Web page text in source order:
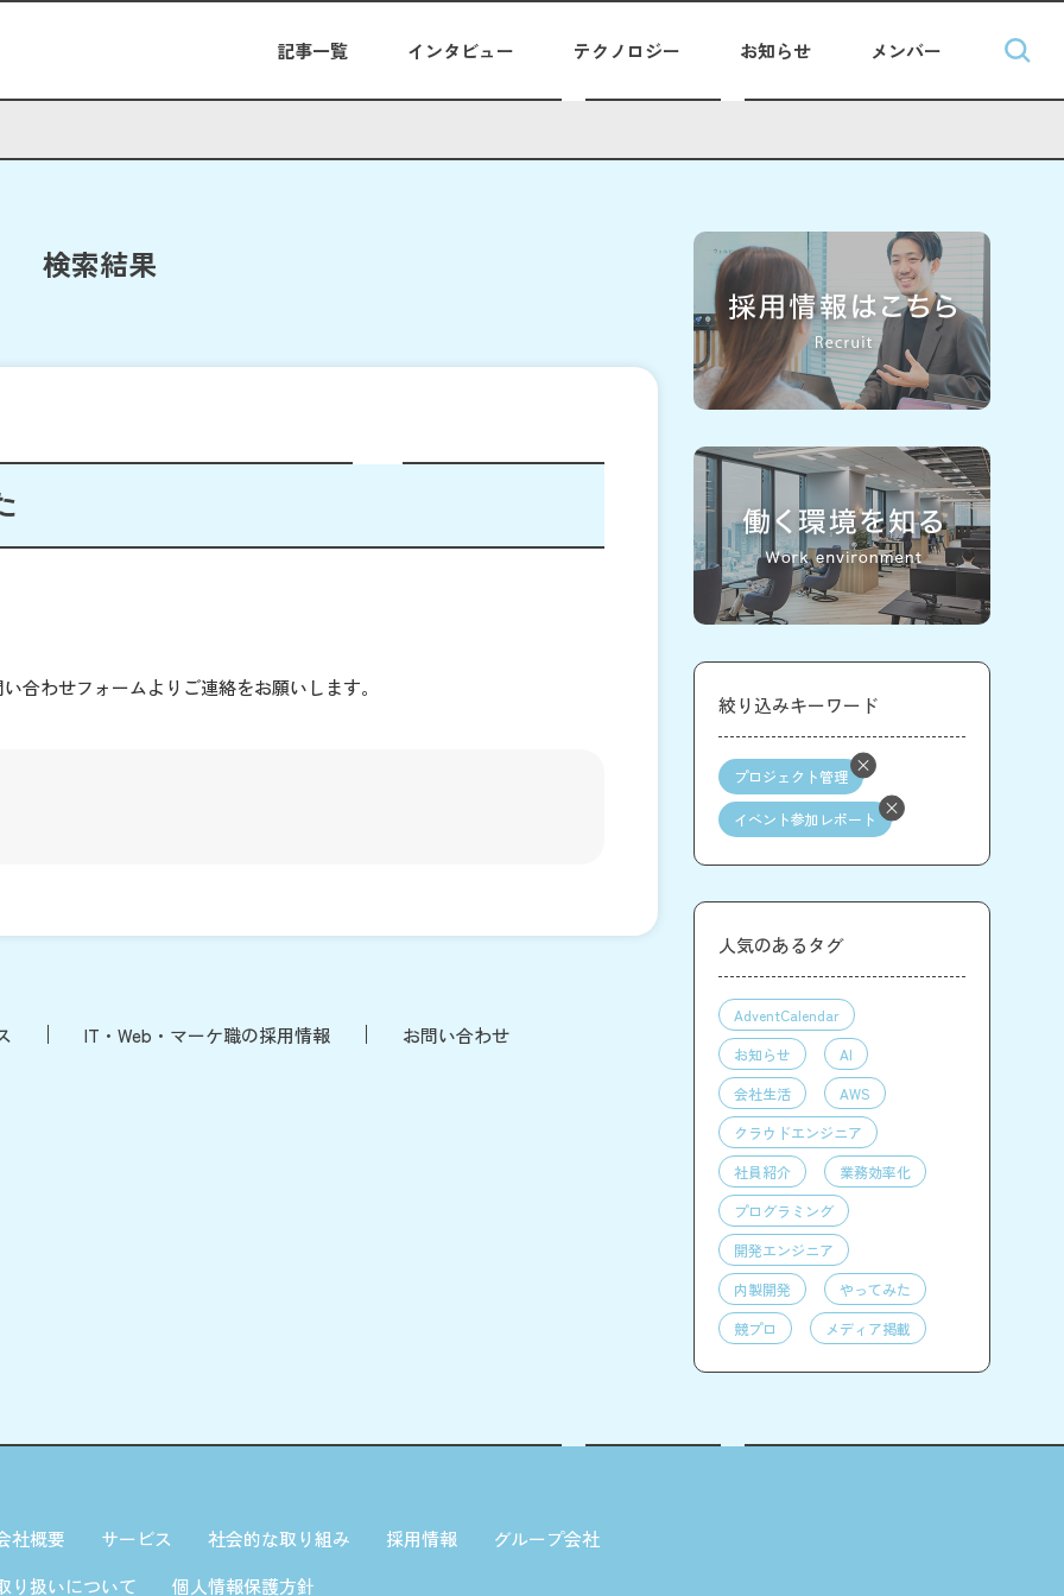
記事一覧 インタビュー テクノロジー お知らせ メンバー
検索結果
合わせフォームよりご連絡をお願いします。
IT・Web・マーケ職の採用情報 お問い合わせ
絞り込みキーワード
プロジェクト管理
イベント参加レポート
人気のあるタグ
AdventCalendar
お知らせ
AI
会社生活
AWS
クラウドエンジニア
社員紹介
業務効率化
プログラミング
開発エンジニア
内製開発
やってみた
競プロ
メディア掲載
社概要 サービス 社会的な取り組み 採用情報
グループ会社
り扱いについて
個人情報保護方針